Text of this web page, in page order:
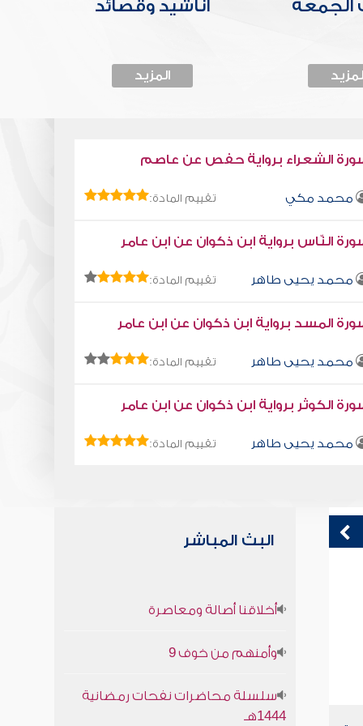
أناشيد وقصائد
المزيد
الشعراء برواية حفص عن عاصم
محمد مكي تقييم المادة:
النّاس برواية ابن ذكوان عن ابن عامر
محمد يحيى طاهر تقييم المادة:
المسد برواية ابن ذكوان عن ابن عامر
محمد يحيى طاهر تقييم المادة:
الكوثر برواية ابن ذكوان عن ابن عامر
محمد يحيى طاهر تقييم المادة:
البث المباشر
أخلاقنا أصالة ومعاصرة
وأمنهم من خوف 9
سلسلة محاضرات نفحات رمضانية
1444هـ